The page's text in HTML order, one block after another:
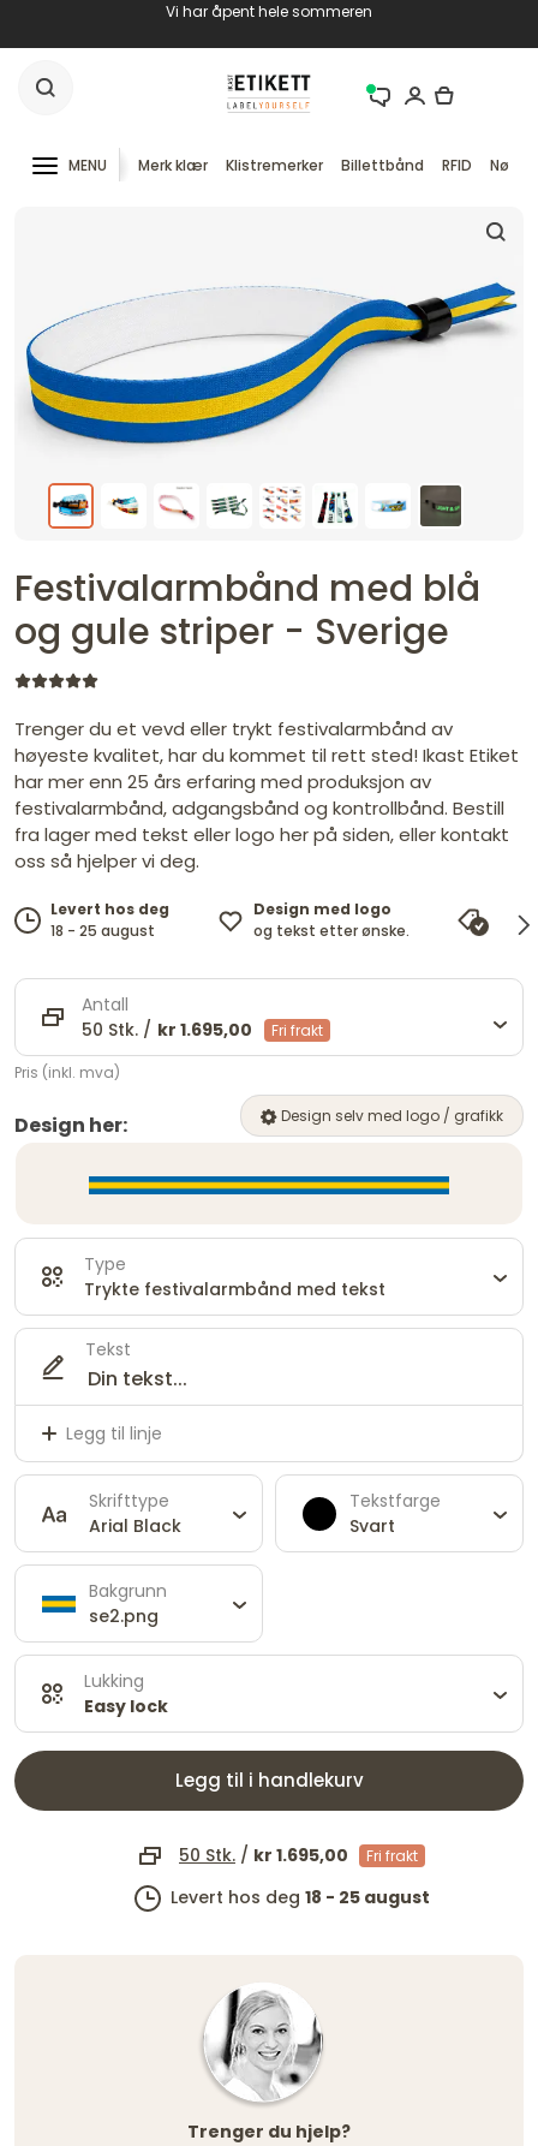
Vi har åpent hele sommeren
MENU Merk klær Klistremerker Billettbånd RFID
Festivalarmbånd med blå
og gule striper - Sverige
Trenger du et vevd eller trykt festivalarmbånd av
høyeste kvalitet, har du kommet til rett sted! Ikast Etiket
har mer enn 25 års erfaring med produksjon av
festivalarmbånd, adgangsbånd og kontrollbånd. Bestill
fra lager med tekst eller logo her på siden, eller kontakt
oss så hjelper vi deg.
Levert hos deg
18 - 25 august
Design med logo
og tekst etter ønske.
vi
Antall
50 Stk. / kr 1.695,00 Fri frakt
Pris (inkl. mva)
Design her: Design selv med logo / grafikk
Type
Trykte festivalarmbånd med tekst
Tekst
Legg til linje
Skrifttype
Arial Black
Tekstfarge
Svart
Bakgrunn
se2.png
Lukking
Easy lock
Legg til i handlekurv
50 Stk. / kr 1.695,00 Fri frakt
Levert hos deg 18 - 25 august
Trenger du hjelp?